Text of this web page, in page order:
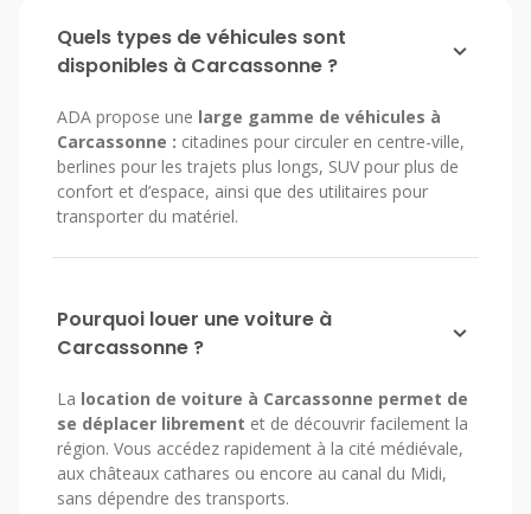
Quels types de véhicules sont
disponibles à Carcassonne ?
ADA propose une large gamme de véhicules à
Carcassonne : citadines pour circuler en centre-ville,
berlines pour les trajets plus longs, SUV pour plus de
confort et d’espace, ainsi que des utilitaires pour
transporter du matériel.
Pourquoi louer une voiture à
Carcassonne ?
La location de voiture à Carcassonne permet de
se déplacer librement et de découvrir facilement la
région. Vous accédez rapidement à la cité médiévale,
aux châteaux cathares ou encore au canal du Midi,
sans dépendre des transports.